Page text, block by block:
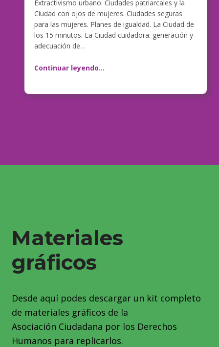
Extractivismo urbano. Ciudades patriarcales y la
Ciudad con ojos de mujeres. Ciudades seguras
para las mujeres. Planes de igualdad. La Ciudad de
los 15 minutos. La Ciudad cuidadora: generación y
adecuación de…
Continuar leyendo…
Materiales
gráficos
Desde aquí podes descargar un kit completo
de materiales gráficos de la
Asociación Ciudadana por los Derechos
Humanos para replicarlos.